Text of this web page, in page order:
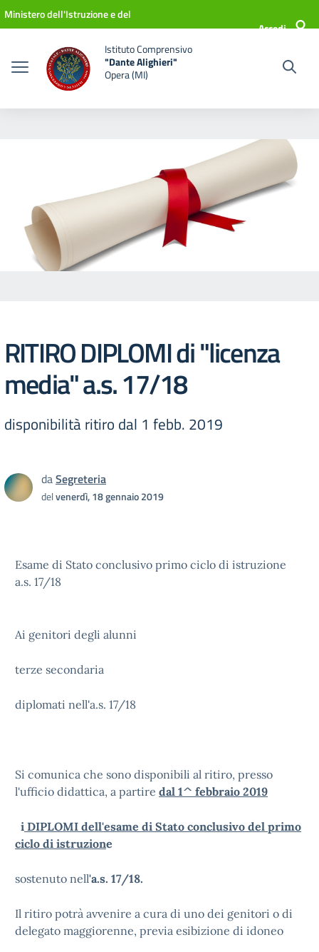
Vai ai contenuti
Vai al menu di navigazione
Vai al footer
Ministero dell'Istruzione e del
Accedi
Istituto Comprensivo
"Dante Alighieri"
Opera (MI)
RITIRO DIPLOMI di "licenza
media" a.s. 17/18
disponibilità ritiro dal 1 febb. 2019
daSegreteria
delvenerdì, 18 gennaio 2019
Esame di Stato conclusivo primo ciclo di istruzione
a.s. 17/18
Ai genitori degli alunni
terze secondaria
diplomati nell'a.s. 17/18
Si comunica che sono disponibili al ritiro, presso
l'ufficio didattica, a partire dal 1^ febbraio 2019
i DIPLOMI dell'esame di Stato conclusivo del primo
ciclo di istruzione
sostenuto nell'a.s. 17/18.
Il ritiro potrà avvenire a cura di uno dei genitori o di
delegato maggiorenne, previa esibizione di idoneo